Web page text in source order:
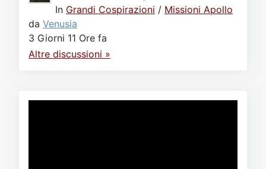
In Grandi Cospirazioni / Missioni Apollo
da Venusia
3 Giorni 11 Ore fa
Altre discussioni »